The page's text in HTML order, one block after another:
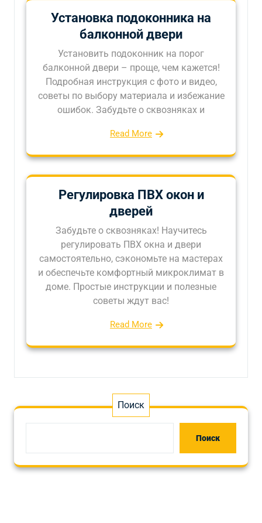
Установка подоконника на
балконной двери
Установить подоконник на порог
балконной двери – проще, чем кажется!
Подробная инструкция с фото и видео,
советы по выбору материала и избежание
ошибок. Забудьте о сквозняках и
Read More
Регулировка ПВХ окон и
дверей
Забудьте о сквозняках! Научитесь
регулировать ПВХ окна и двери
самостоятельно, сэкономьте на мастерах
и обеспечьте комфортный микроклимат в
доме. Простые инструкции и полезные
советы ждут вас!
Read More
Поиск
Поиск